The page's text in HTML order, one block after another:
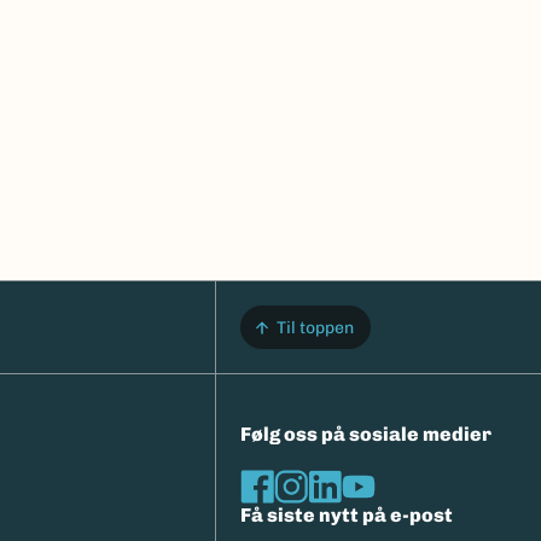
Til toppen
Følg oss på sosiale medier
Få siste nytt på e-post